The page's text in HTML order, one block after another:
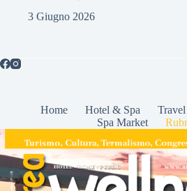
3 Giugno 2026
Home Hotel & Spa Travel
Spa Market